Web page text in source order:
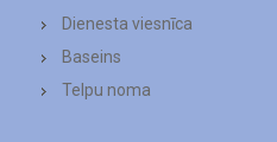
Dienesta viesnīca
Baseins
Telpu noma